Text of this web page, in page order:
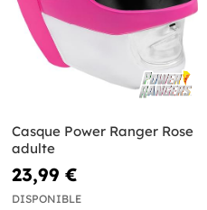
Casque Power Ranger Rose
adulte
23,99 €
DISPONIBLE